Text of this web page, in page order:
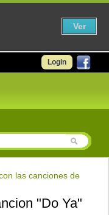
Login
las canciones de
"Do Ya"
Ver